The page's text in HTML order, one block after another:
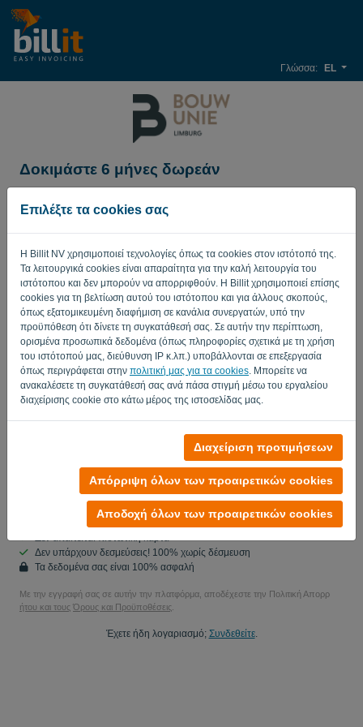
Επιλέξτε τα cookies σας
Η Billit NV χρησιμοποιεί τεχνολογίες όπως τα cookies στον ιστότοπό της.
Τα λειτουργικά cookies είναι απαραίτητα για την καλή λειτουργία του
ιστότοπου και δεν μπορούν να απορριφθούν. Η Billit χρησιμοποιεί επίσης
cookies για τη βελτίωση αυτού του ιστότοπου και για άλλους σκοπούς,
όπως εξατομικευμένη διαφήμιση σε κανάλια συνεργατών, υπό την
προϋπόθεση ότι δίνετε τη συγκατάθεσή σας. Σε αυτήν την περίπτωση,
ορισμένα προσωπικά δεδομένα (όπως πληροφορίες σχετικά με τη χρήση
του ιστότοπού μας, διεύθυνση IP κ.λπ.) υποβάλλονται σε επεξεργασία
όπως περιγράφεται στην πολιτική μας για τα cookies . Μπορείτε να
ανακαλέσετε τη συγκατάθεσή σας ανά πάσα στιγμή μέσω του εργαλείου
διαχείρισης cookie στο κάτω μέρος της ιστοσελίδας μας.
Διαχείριση προτιμήσεων
Απόρριψη όλων των προαιρετικών cookies
Αποδοχή όλων των προαιρετικών cookies
Γλώσσα: EL
Δοκιμάστε 6 μήνες δωρεάν
Όνομα εταιρείας*
Διεύθυνση ηλεκτρονικού ταχυδρομείου*
Κωδικός πρόσβασης
Χώρα
Ναι, μπορώ να στείλω ενημερώσεις προϊόντων μου..
Ναι, μπορείτε να μου στείλετε ενημερώσεις μάρκετινγκ.
Ξεκινήστε τη δωρεάν δοκιμή σας
Δεν απαιτείται πιστωτική κάρτα
Δεν υπάρχουν δεσμεύσεις! 100% χωρίς δέσμευση
Τα δεδομένα σας είναι 100% ασφαλή
Με την εγγραφή σας σε αυτήν την πλατφόρμα, αποδέχεστε την Πολιτική Απορρ
ήτου και τους Όρους και Προϋποθέσεις
Έχετε ήδη λογαριασμό; Συνδεθείτε.